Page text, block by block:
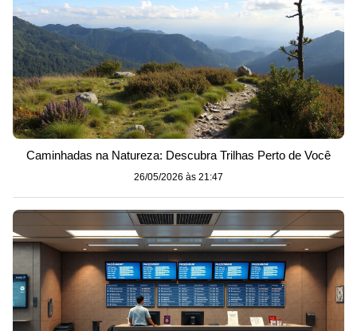
Caminhadas na Natureza: Descubra Trilhas Perto de Você
26/05/2026 às 21:47